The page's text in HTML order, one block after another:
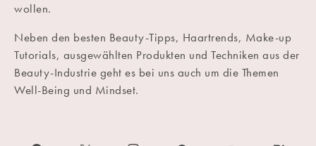
wollen.
Neben den besten Beauty-Tipps, Haartrends, Make-up
Tutorials, ausgewählten Produkten und Techniken aus der
Beauty-Industrie geht es bei uns auch um die Themen
Well-Being und Mindset.